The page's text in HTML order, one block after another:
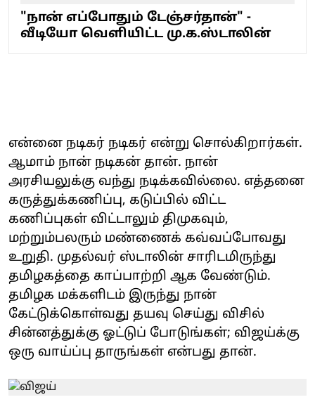
"நான் எப்போதும் டேஞ்சர்தான்" -
வீடியோ வெளியிட்ட மு.க.ஸ்டாலின்
என்னை நடிகர் நடிகர் என்று சொல்கிறார்கள்.
ஆமாம் நான் நடிகன் தான். நான்
அரசியலுக்கு வந்து நடிக்கவில்லை. எத்தனை
கருத்துக்கணிப்பு, கடுப்பில் விட்ட
கணிப்புகள் விட்டாலும் திமுகவும்,
மற்றும்பலரும் மண்ணைக் கவ்வப்போவது
உறுதி. முதல்வர் ஸ்டாலின் சாரிடமிருந்து
தமிழகத்தை காப்பாற்றி ஆக வேண்டும்.
தமிழக மக்களிடம் இருந்து நான்
கேட்டுக்கொள்வது தயவு செய்து விசில்
சின்னத்துக்கு ஓட்டுப் போடுங்கள்; விஜய்க்கு
ஒரு வாய்ப்பு தாருங்கள் என்பது தான்.